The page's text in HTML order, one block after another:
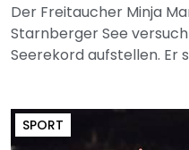
Der Freitaucher Minja
Starnberger See
Seerekord aufstellen. Er
SPORT